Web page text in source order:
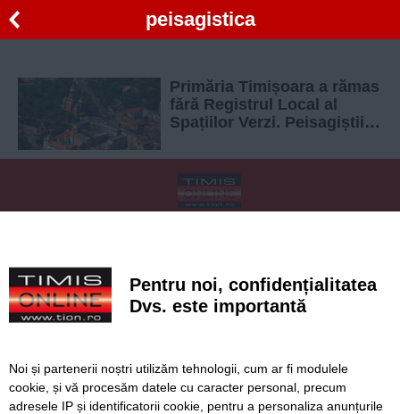
peisagistica
Primăria Timișoara a rămas
fără Registrul Local al
Spațiilor Verzi. Peisagiștii
instanță
Politica de confidentialitate
Regulament postare și moderare comentarii
Pentru noi, confidențialitatea
Dvs. este importantă
Noi și partenerii noștri utilizăm tehnologii, cum ar fi modulele
cookie, și vă procesăm datele cu caracter personal, precum
adresele IP și identificatorii cookie, pentru a personaliza anunțurile